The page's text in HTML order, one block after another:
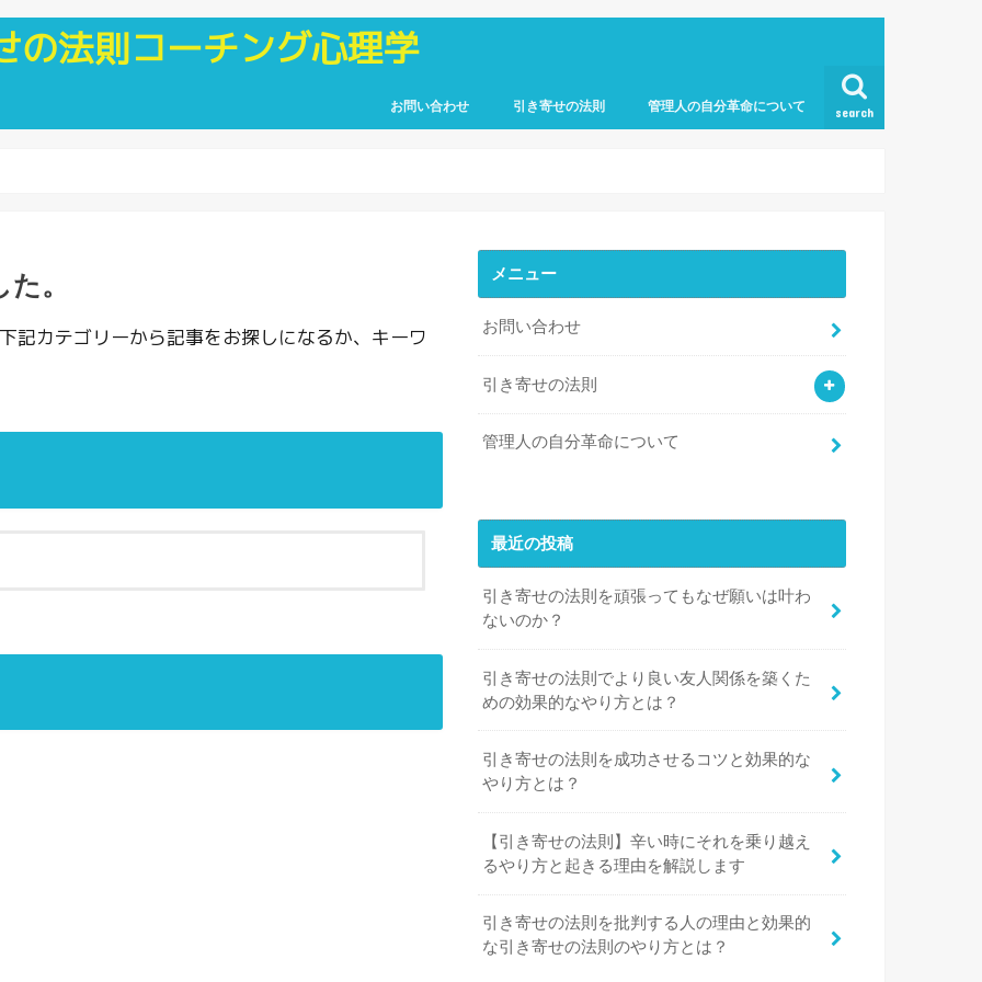
の法則コーチング心理学
search
お問い合わせ 引き寄せの法則 管理人の自分革命について
。
記カテゴリーから記事をお探しになるか、キーワ
メニュー
お問い合わせ
引き寄せの法則
管理人の自分革命について
最近の投稿
引き寄せの法則を頑張ってもなぜ願いは叶わ
ないのか？
引き寄せの法則でより良い友人関係を築くた
めの効果的なやり方とは？
引き寄せの法則を成功させるコツと効果的な
やり方とは？
【引き寄せの法則】辛い時にそれを乗り越え
るやり方と起きる理由を解説します
引き寄せの法則を批判する人の理由と効果的
な引き寄せの法則のやり方とは？